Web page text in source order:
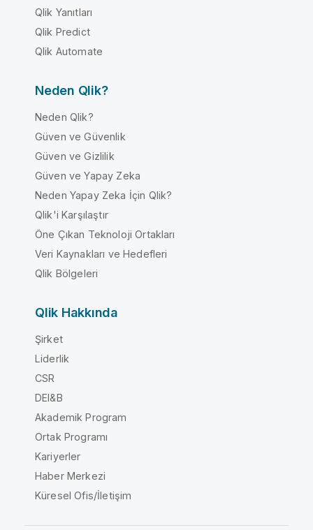
Qlik Yanıtları
Qlik Predict
Qlik Automate
Neden Qlik?
Neden Qlik?
Güven ve Güvenlik
Güven ve Gizlilik
Güven ve Yapay Zeka
Neden Yapay Zeka İçin Qlik?
Qlik'i Karşılaştır
Öne Çıkan Teknoloji Ortakları
Veri Kaynakları ve Hedefleri
Qlik Bölgeleri
Qlik Hakkında
Şirket
Liderlik
CSR
DEI&B
Akademik Program
Ortak Programı
Kariyerler
Haber Merkezi
Küresel Ofis/İletişim